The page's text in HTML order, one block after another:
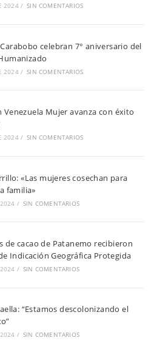
2024 / SIN COMENTARIOS
celebran 7° aniversario del
2024 / SIN COMENTARIOS
Venezuela Mujer avanza con éxito
2024 / SIN COMENTARIOS
«Las mujeres cosechan para
familia»
/ SIN COMENTARIOS
de cacao de Patanemo recibieron
Indicación Geográfica Protegida
/ SIN COMENTARIOS
“Estamos descolonizando el
/ SIN COMENTARIOS